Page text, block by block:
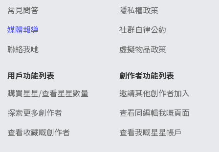
常見問答
媒體報導
聯絡我哋
隱私權政策
社群自律公約
虛擬物品政策
用戶功能列表
購買星星/查看星星數量
探索更多創作者
查看收藏嘅創作者
創作者功能列表
邀請其他創作者加入
查看同編輯我嘅頁面
查看我嘅星星帳戶